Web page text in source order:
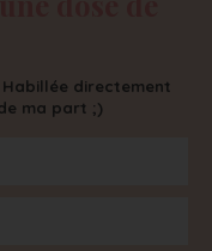
directement
ma part ;)